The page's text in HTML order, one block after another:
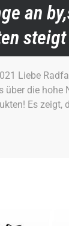
an
steigt
Liebe
über die hohe
Es zeigt,